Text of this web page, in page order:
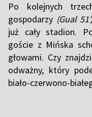
Po kolejnych
gospodarzy (Gual
już cały stadion.
goście z Mińska
głowami. Czy
odważny, który
biało-czerwono-